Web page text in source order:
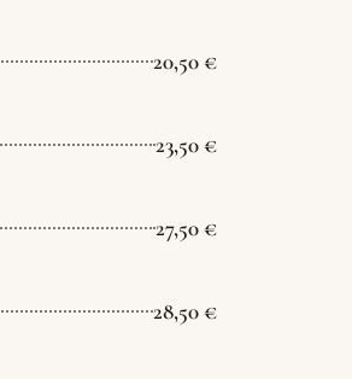
20,50 €
23,50 €
27,50 €
28,50 €